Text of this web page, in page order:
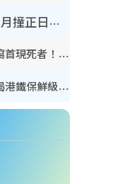
鬼門開2026｜農曆七月撞正日全食特別邪？專家警告切忌做一事！揭4大禁忌+2招保平安
奪命寄生蟲｜食生菜狂瀉首現死者！疫潮惡化錄1.8萬宗病例 揭洗菜3大謬誤
內地客歎港人唔識老！揭港鐵保鮮級冷氣 港人求放過：咪投訴